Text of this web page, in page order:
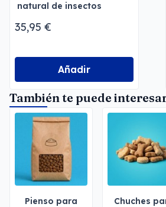
natural de insectos
35,95 €
Añadir
También te puede
Pienso para
Chuches